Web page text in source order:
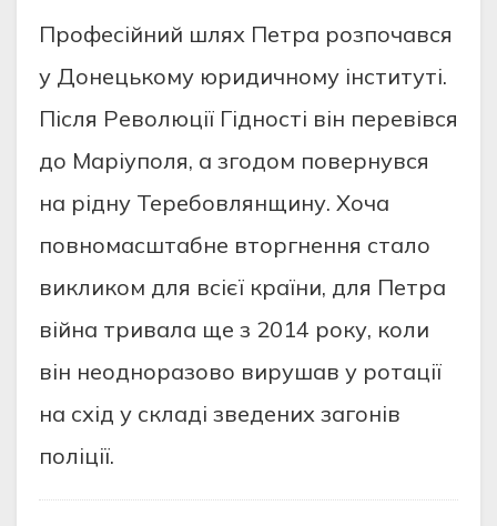
Професійний шлях Петра розпочався
у Донецькому юридичному інституті.
Після Революції Гідності він перевівся
до Маріуполя, а згодом повернувся
на рідну Теребовлянщину. Хоча
повномасштабне вторгнення стало
викликом для всієї країни, для Петра
війна тривала ще з 2014 року, коли
він неодноразово вирушав у ротації
на схід у складі зведених загонів
поліції.